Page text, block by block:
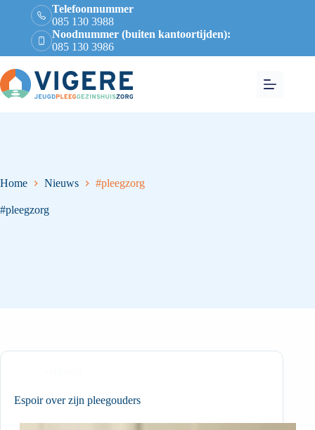
Telefoonnummer
085 130 3988
Noodnummer (buiten kantoortijden):
085 130 3986
Home Nieuws #pleegzorg
#pleegzorg
Espoir over zijn pleegouders